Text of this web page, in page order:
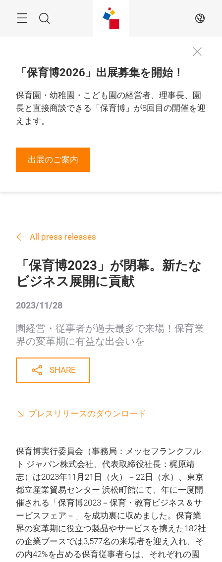
Search JA
「保育博2026」出展募集を開始！
保育園・幼稚園・こども園の経営者、理事長、園
長と直接商談できる「保育博」が8回目の開催を迎
えます。
出展のご案内
All press releases
「保育博2023」が閉幕。新たな
ビジネス展開に貢献
2023/11/28
園経営・従事者が過去最多で来場！保育業
界の変革期に有益な出会いを
SHARE
プレスリリースのダウンロード
保育博実行委員会（事務局：メッセフランクフル
ト ジャパン株式会社、代表取締役社長：梶原靖
志）は2023年11月21日（火）－22日（水）、東京
都立産業貿易センター 浜松町館にて、年に一度開
催される「保育博2023－保育・教育ビジネス＆サ
ービスフェア－」を成功裏に収めました。保育業
界の変革期に役立つ製品やサービスを携えた182社
の企業ブースでは3,577名の来場者を迎え入れ、そ
の内42%を占める保育従事者らは、それぞれの園